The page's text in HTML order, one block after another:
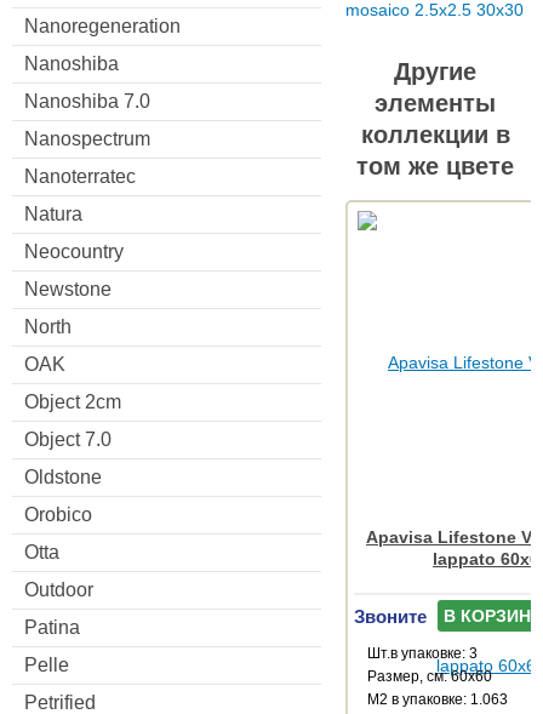
Nanoregeneration
Nanoshiba
Nanoshiba 7.0
Nanospectrum
Nanoterratec
Natura
Neocountry
Newstone
North
OAK
Object 2cm
Object 7.0
Oldstone
Orobico
Otta
Outdoor
Patina
Pelle
Petrified
Другие
элементы
коллекции в
том же цвете
Apavisa Lifestone
lappato
Звоните В КОРЗИНУ
Шт.в упаковке: 3
Размер, см: 60x60
М2 в упаковке: 1.063